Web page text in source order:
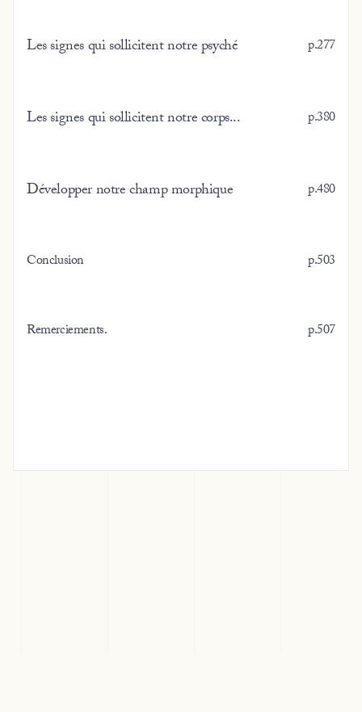
Les signes qui sollicitent notre psyché p.277
Les signes qui sollicitent notre corps... p.380
Développer notre champ morphique p.480
Conclusion p.503
Remerciements. p.507